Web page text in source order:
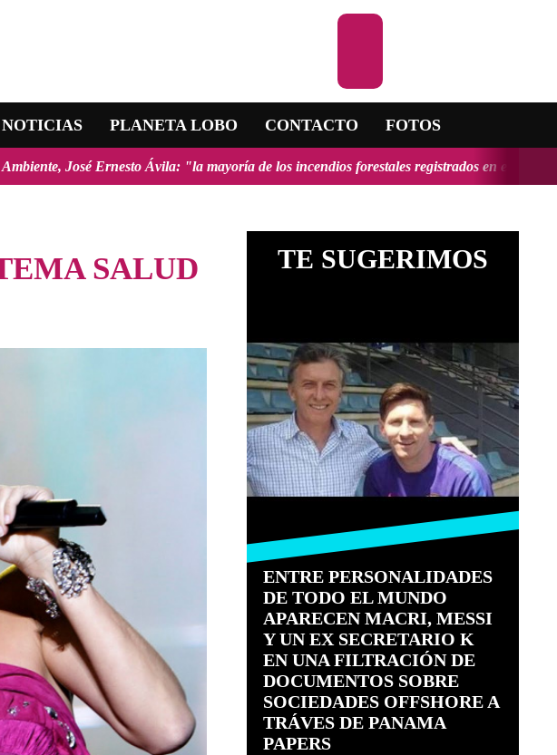
NOTICIAS PLANETA LOBO CONTACTO FOTOS
Ávila: "la mayoría de los incendios forestales registrados en el país fueron
SALUD TE SUGERIMOS
ENTRE PERSONALIDADES
DE TODO EL MUNDO
APARECEN MACRI, MESSI
Y UN EX SECRETARIO K
EN UNA FILTRACIÓN DE
DOCUMENTOS SOBRE
SOCIEDADES OFFSHORE A
TRÁVES DE PANAMA
PAPERS